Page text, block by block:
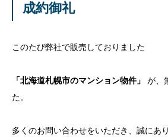
成約御礼
このたび弊社で販売しておりました
「北海道札幌市のマンション物件」
が、
た。
多くのお問い合わせをいただき、誠にあ